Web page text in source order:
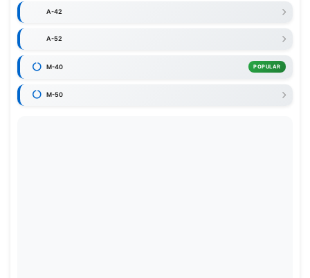
A-42
A-52
M-40 POPULAR
M-50